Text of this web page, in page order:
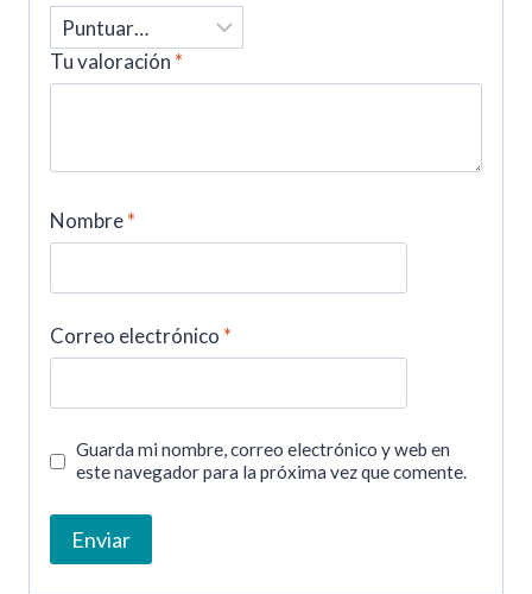
Tu valoración *
Nombre*
Correo electrónico *
Guarda mi nombre, correo electrónico y web en
este navegador para la próxima vez que comente.